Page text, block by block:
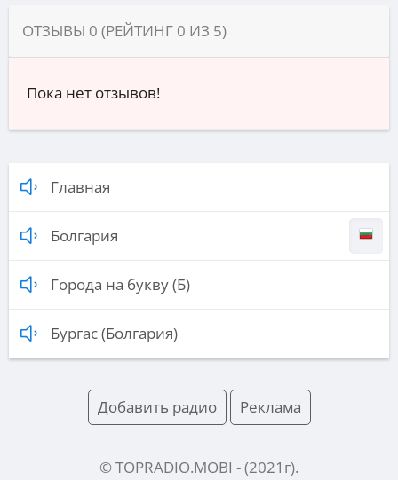
ОТЗЫВЫ 0 (РЕЙТИНГ 0 ИЗ 5)
Пока нет отзывов!
Главная
Болгария
Города на букву (Б)
Бургас (Болгария)
Добавить радио Реклама
© TOPRADIO.MOBI - (2021 г).